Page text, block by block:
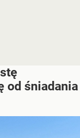
od śniadania